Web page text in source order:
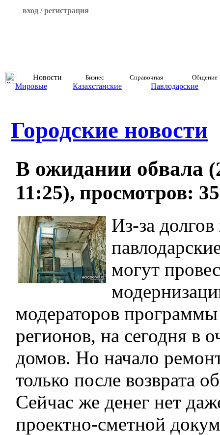
вход / регистрация
Новости Бизнес Справочная Общение
Мировые Казахстанские Павлодарские
Городские новости
В ожидании обвала
11:25), просмотров:
Из-за
могут
модераторов программы
регионов, на сегодня в
домов. Но начало
только после возврата
Сейчас же денег нет
проектно-сметной